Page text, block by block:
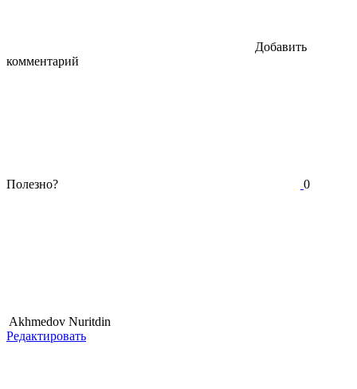
Добавить
комментарий
Полезно? 0
Akhmedov Nuritdin
Редактировать